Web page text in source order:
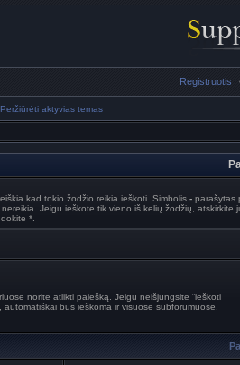
Registruotis
Peržiūrėti aktyvias temas
kad tokio žodžio reikia ieškoti. Simbolis - parašytas
Jeigu ieškote tik vieno iš kelių žodžių, atskirkite
*.
norite atlikti paiešką. Jeigu neišjungsite “ieškoti
bus ieškoma ir visuose subforumuose.